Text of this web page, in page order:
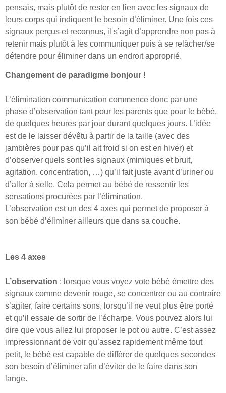
pensais, mais plutôt de rester en lien avec les signaux de
leurs corps qui indiquent le besoin d’éliminer. Une fois ces
signaux perçus et reconnus, il s’agit d’apprendre non pas à
retenir mais plutôt à les communiquer puis à se relâcher/se
détendre pour éliminer dans un endroit approprié.
Changement de paradigme bonjour !
L’élimination communication commence donc par une
phase d’observation tant pour les parents que pour le bébé,
de quelques heures par jour durant quelques jours. L’idée
est de le laisser dévêtu à partir de la taille (avec des
jambières pour pas qu’il ait froid si on est en hiver) et
d’observer quels sont les signaux (mimiques et bruit,
agitation, concentration, …) qu’il fait juste avant d’uriner ou
d’aller à selle. Cela permet au bébé de ressentir les
sensations procurées par l’élimination.
​L’observation est un des 4 axes qui permet de proposer à
son bébé d’éliminer ailleurs que dans sa couche.
Les 4 axes
L’observation : lorsque vous voyez vote bébé émettre des
signaux comme devenir rouge, se concentrer ou au contraire
s’agiter, faire certains sons, lorsqu’il ne veut plus être porté
et qu’il essaie de sortir de l’écharpe. Vous pouvez alors lui
dire que vous allez lui proposer le pot ou autre. C’est assez
impressionnant de voir qu’assez rapidement même tout
petit, le bébé est capable de différer de quelques secondes
son besoin d’éliminer afin d’éviter de le faire dans son
lange.